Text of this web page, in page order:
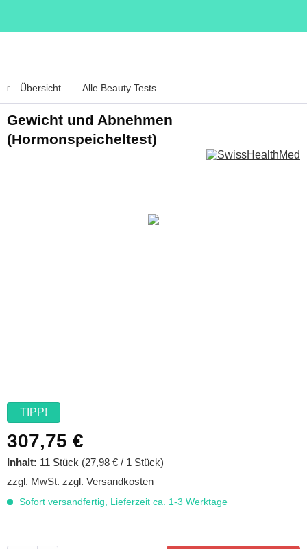
Übersicht Alle Beauty Tests
Gewicht und Abnehmen
(Hormonspeicheltest)
TIPP!
307,75 €
Inhalt: 11 Stück (27,98 € / 1 Stück)
zzgl. MwSt. zzgl. Versandkosten
Sofort versandfertig, Lieferzeit ca. 1-3 Werktage